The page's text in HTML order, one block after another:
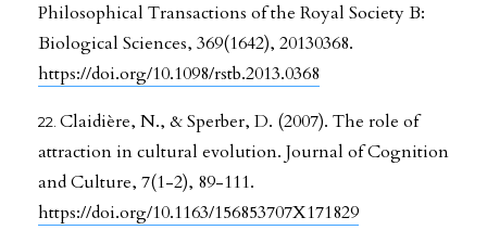
Philosophical Transactions of the Royal Society B:
Biological Sciences, 369(1642), 20130368.
https://doi.org/10.1098/rstb.2013.0368
Claidière, N., & Sperber, D. (2007). The role of
attraction in cultural evolution. Journal of Cognition
and Culture, 7(1-2), 89-111.
https://doi.org/10.1163/156853707X171829